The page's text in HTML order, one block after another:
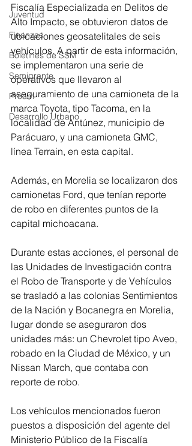
Juventud
Finanzas
Boletines de SSM
Semigrante
Proam
Desarrollo Urbano
Fiscalía Especializada en Delitos de
Alto Impacto, se obtuvieron datos de
ubicaciones geosatelitales de seis
vehículos. A partir de esta información,
se implementaron una serie de
operativos que llevaron al
aseguramiento de una camioneta de la
marca Toyota, tipo Tacoma, en la
localidad de Antúnez, municipio de
Parácuaro, y una camioneta GMC,
línea Terrain, en esta capital.
Además, en Morelia se localizaron dos
camionetas Ford, que tenían reporte
de robo en diferentes puntos de la
capital michoacana.
Durante estas acciones, el personal de
las Unidades de Investigación contra
el Robo de Transporte y de Vehículos
se trasladó a las colonias Sentimientos
de la Nación y Bocanegra en Morelia,
lugar donde se aseguraron dos
unidades más: un Chevrolet tipo Aveo,
robado en la Ciudad de México, y un
Nissan March, que contaba con
reporte de robo.
Los vehículos mencionados fueron
puestos a disposición del agente del
Ministerio Público de la Fiscalía